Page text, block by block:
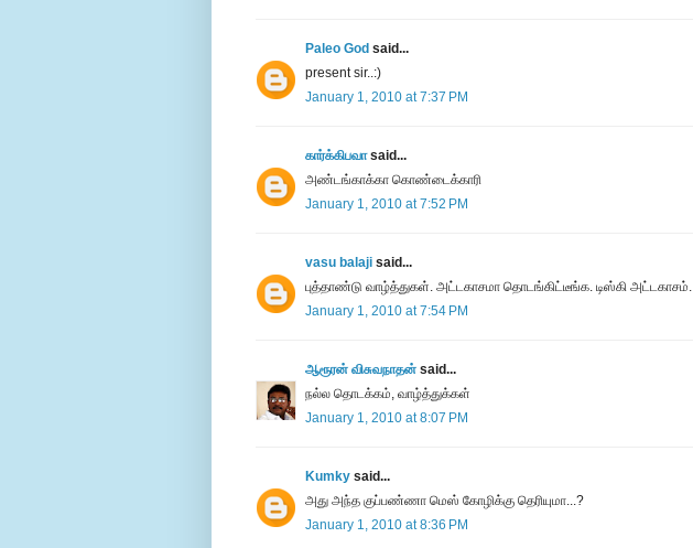
Paleo God said...
present sir..:)
January 1, 2010 at 7:37 PM
கார்க்கிபவாsaid...
அண்டங்காக்கா கொண்டைக்காரி
January 1, 2010 at 7:52 PM
vasu balaji said...
புத்தாண்டு வாழ்த்துகள். அட்டகாசமா தொடங்கிட்டீங்க. டிஸ்கி அட்டகாசம்.
January 1, 2010 at 7:54 PM
ஆரூரன் விசுவநாதன் said...
நல்ல தொடக்கம், வாழ்த்துக்கள்
January 1, 2010 at 8:07 PM
Kumky said...
அது அந்த குப்பண்ணா மெஸ் கோழிக்கு தெரியுமா...?
January 1, 2010 at 8:36 PM